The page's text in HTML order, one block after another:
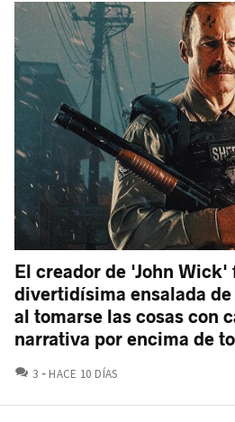
El creador de 'John Wick'
divertidísima ensalada
al tomarse las cosas con
narrativa por encima de
3 COMENTARIOS
HACE 10 DÍAS